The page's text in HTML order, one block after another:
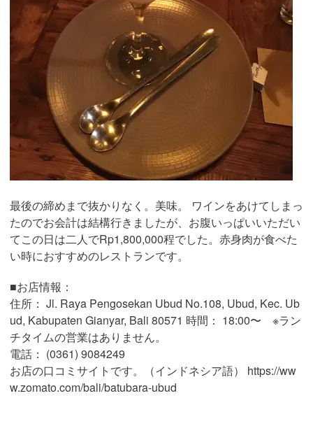
最後の締めまで抜かりなく。美味。 ワインをあけてしまっ
たのでお会計は結構行きましたが、お腹いっぱいいただい
てこの日は二人でRp1,800,000程でした。赤身肉が食べた
い時におすすめのレストランです。
■お店情報：
住所： Jl. Raya Pengosekan Ubud No.108, Ubud, Kec. Ub
ud, Kabupaten Gianyar, Bali 80571 時間： 18:00〜 ※ラン
チタイムの営業はありません。
電話： (0361) 9084249
お店の口コミサイトです。（インドネシア語） https://ww
w.zomato.com/bali/batubara-ubud